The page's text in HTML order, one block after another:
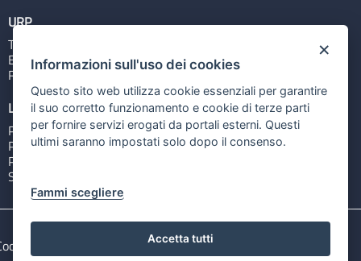
URP
Tel: 800713939
Email:quiregione@regione.puglia.it
Rubrica
Link utili
Portale Istituzionale
PO FESR Puglia 2014-2020
PSR Puglia 2014-2020
Sistema Puglia
e privacy
Note legali
×
Informazioni sull'uso dei cookies
Questo sito web utilizza cookie essenziali per garantire
il suo corretto funzionamento e cookie di terze parti
per fornire servizi erogati da portali esterni. Questi
ultimi saranno impostati solo dopo il consenso.
Fammi scegliere
Accetta tutti